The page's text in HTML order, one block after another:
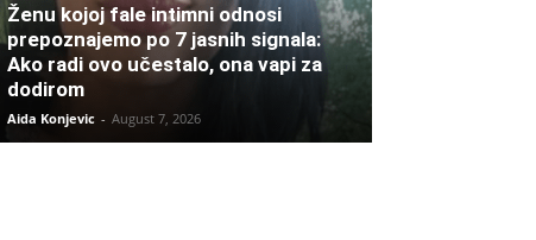
Ženu kojoj fale intimni odnosi
prepoznajemo po 7 jasnih signala:
Ako radi ovo učestalo, ona vapi za
dodirom
Aida Konjevic - August 7, 2026